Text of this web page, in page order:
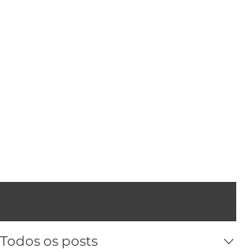
Todos os posts